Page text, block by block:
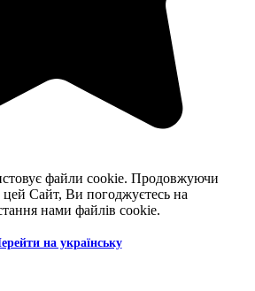
файли cookie. Продовжуючи
цей Сайт, Ви погоджуєтесь на
нами файлів cookie.
на українську